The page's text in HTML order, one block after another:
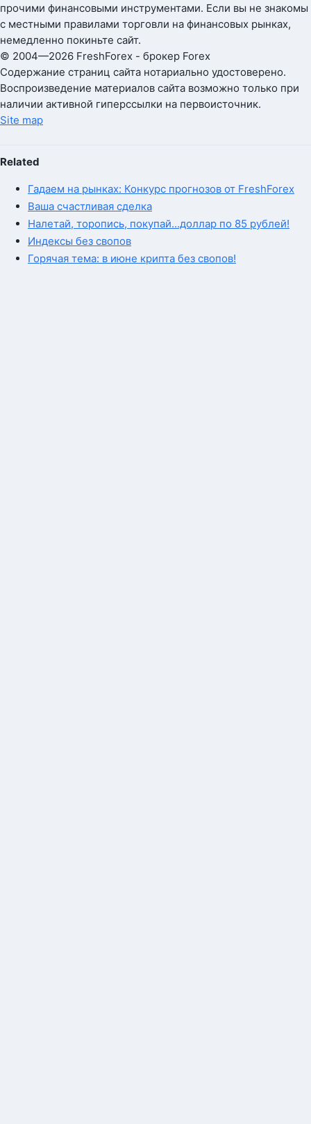
прочими финансовыми инструментами. Если вы не знакомы
с местными правилами торговли на финансовых рынках,
немедленно покиньте сайт.
© 2004—2026 FreshForex - брокер Forex
Содержание страниц сайта нотариально удостоверено.
Воспроизведение материалов сайта возможно только при
наличии активной гиперссылки на первоисточник.
Site map
Related
Гадаем на рынках: Конкурс прогнозов от FreshForex
Ваша счастливая сделка
Налетай, торопись, покупай...доллар по 85 рублей!
Индексы без свопов
Горячая тема: в июне крипта без свопов!